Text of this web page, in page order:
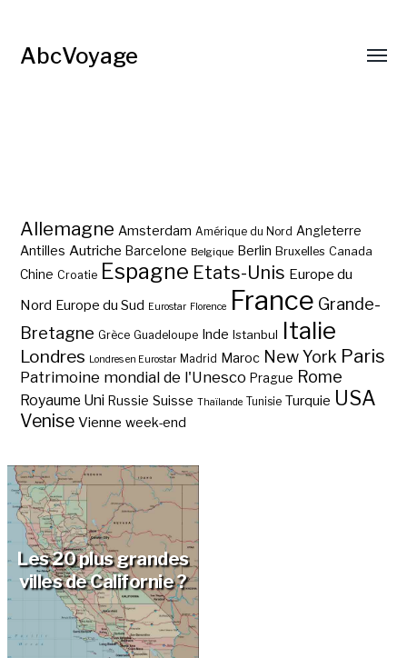
AbcVoyage
Allemagne Amsterdam Amérique du Nord Angleterre
Antilles Autriche Barcelone Belgique Berlin Bruxelles Canada
Chine Croatie Espagne Etats-Unis Europe du
Nord Europe du Sud Eurostar Florence France Grande-
Bretagne Grèce Guadeloupe Inde Istanbul Italie
Londres Londres en Eurostar Madrid Maroc New York Paris
Patrimoine mondial de l'Unesco Prague Rome
Royaume Uni Russie Suisse Thaïlande Tunisie Turquie USA
Venise Vienne week-end
Les 20 plus grandes
villes de Californie ?